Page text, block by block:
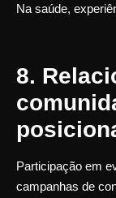
Na saúde,
8.
Participação em
campanhas de